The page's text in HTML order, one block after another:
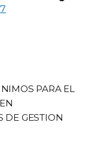
Oficial número:
PARA EL
DE GESTION